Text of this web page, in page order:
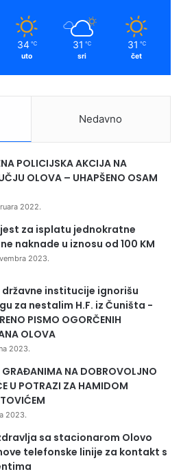
34 ℃
uto
31 ℃
sri
31 ℃
čet
Nedavno
POLICIJSKA AKCIJA NA
OLOVA – UHAPŠENO OSAM
2022.
za isplatu jednokratne
naknade u iznosu od 100 KM
2023.
institucije ignorišu
za nestalim H.F. iz Čuništa -
PISMO OGORČENIH
OLOVA
2023.
GRAĐANIMA NA DOBROVOLJNO
U POTRAZI ZA HAMIDOM
2023.
sa stacionarom Olovo
telefonske linije za kontakt s